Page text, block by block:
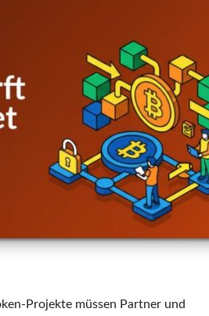
Projekte müssen Partner und